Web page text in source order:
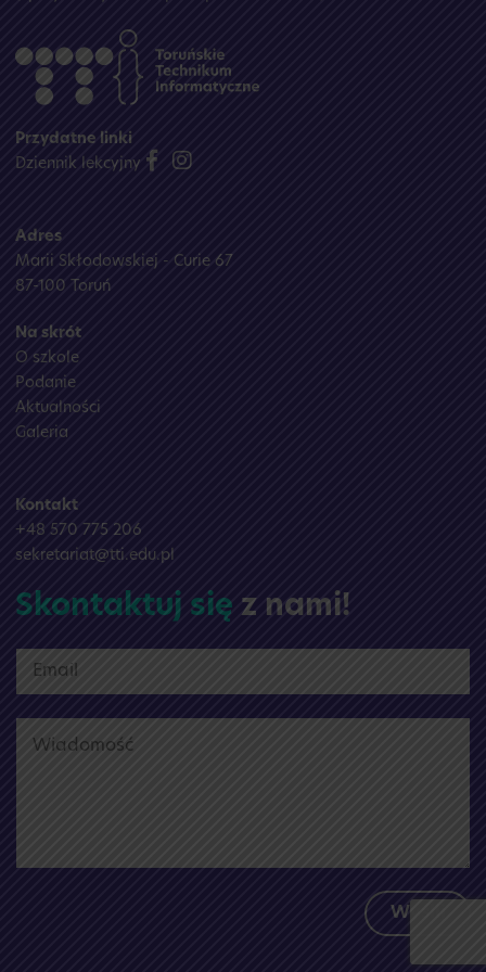
Przydatne linki
Dziennik lekcyjny
Adres
Marii Skłodowskiej - Curie 67
87-100 Toruń
Na skrót
O szkole
Podanie
Aktualności
Galeria
Kontakt
+48 570 775 206
sekretariat@tti.edu.pl
Skontaktuj się z nami!